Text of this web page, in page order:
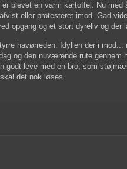
er blevet en varm kartoffel. Nu
eller protesteret imod. Gad
opgang og et stort dyreliv og der
havørreden. Idyllen der i
og den nuværende rute gennem
godt leve med en bro, som
det nok løses.